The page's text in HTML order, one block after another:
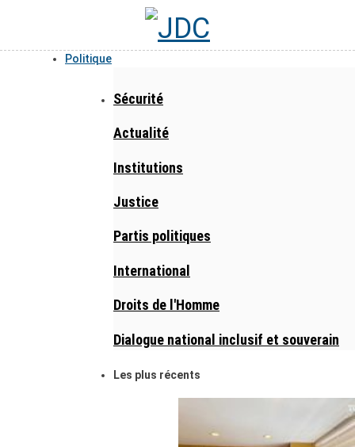
Politique
Sécurité
Actualité
Institutions
Justice
Partis politiques
International
Droits de l'Homme
Dialogue national inclusif et souverain
Les plus récents